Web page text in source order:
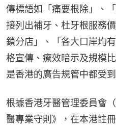
傳標語如「痛要根除」、
接列出補牙、杜牙根服務
鎖分店」、「各大口岸均
格宣傳、療效暗示及規模
是香港的廣告規管中都受到
根據香港牙醫管理委員會
醫專業守則》，在本港註